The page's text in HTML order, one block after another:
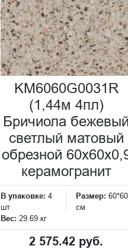
KM6060G0031R
(1,44м 4пл)
Бричиола бежевый
светлый матовый
обрезной
керамогранит
В упаковке: 4
шт
Размер: 60*60
см
Вес: 29.69 кг
2 575.42 руб.